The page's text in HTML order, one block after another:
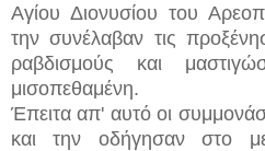
Αγίου Διονυσίου του
την συνέλαβαν τις
ραβδισμούς και
μισοπεθαμένη.
Έπειτα απ' αυτό οι
και την οδήγησαν στο